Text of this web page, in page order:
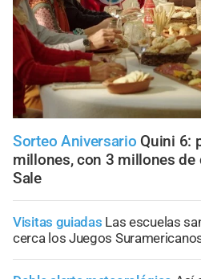
Sorteo Aniversario Quini 6:
millones, con 3 millones de
Sale
Visitas guiadas Las escuelas
cerca los Juegos